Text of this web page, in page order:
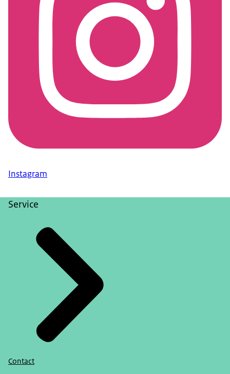
Instagram
Service
Contact